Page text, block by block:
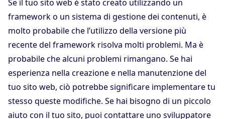
Se il tuo sito web è stato creato utilizzando un
framework o un sistema di gestione dei contenuti, è
molto probabile che l’utilizzo della versione più
recente del framework risolva molti problemi. Ma è
probabile che alcuni problemi rimangano. Se hai
esperienza nella creazione e nella manutenzione del
tuo sito web, ciò potrebbe significare implementare tu
stesso queste modifiche. Se hai bisogno di un piccolo
aiuto con il tuo sito, puoi contattare uno sviluppatore